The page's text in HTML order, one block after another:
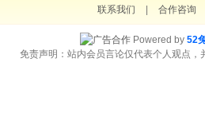
联系我们 合作咨询
Powered by 52
免责声明：站内会员言论仅代表个人观点